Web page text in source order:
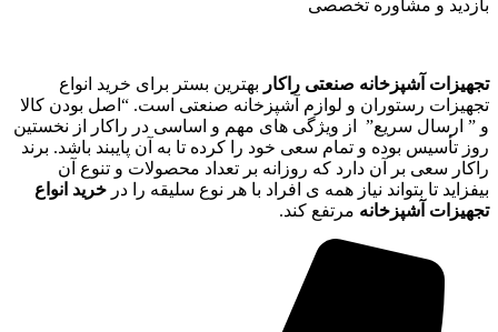
بازدید و مشاوره تخصصی
تجهیزات آشپزخانه صنعتی راکار بهترین بستر برای خرید انواع
تجهیزات رستوران و لوازم آشپزخانه صنعتی است. “اصل بودن کالا
و ” ارسال سریع” از ویژگی های مهم و اساسی در راکار از نخستین
روز تأسیس بوده و تمام سعی خود را کرده تا به آن پایبند باشد. برند
راکار سعی بر آن دارد که روزانه بر تعداد محصولات و تنوع آن
بیفزاید تا بتواند نیاز همه ی افراد با هر نوع سلیقه را در خرید انواع
تجهیزات آشپزخانه مرتفع کند.